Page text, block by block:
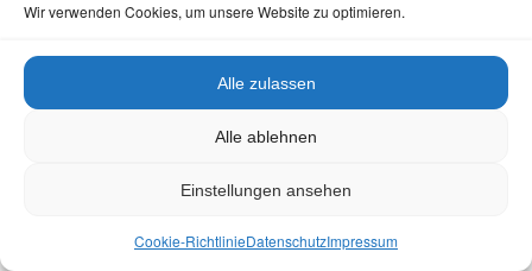
Wir verwenden Cookies, um unsere Website zu optimieren.
Alle zulassen
Alle ablehnen
Einstellungen ansehen
Cookie-RichtlinieDatenschutzImpressum
Ausgelobt wurde er von Bienen-leben-in-Bamberg.de und unserer
künstlerisch aufwendig gestaltet hatte. Und sich dabei frug,
auszutauschen und dennoch eine durchgängige Mallandschaft zu
Teilnehmende, von denendie ersten drei einen Hauptpreis